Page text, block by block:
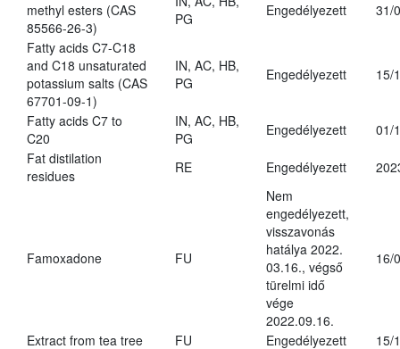
methyl esters (CAS
85566-26-3)
PG
Engedélyezett 31/
Fatty acids C7-C18
and C18 unsaturated
potassium salts (CAS
67701-09-1)
IN, AC, HB,
PG
Engedélyezett 15/
Fatty acids C7 to
C20
IN, AC, HB,
PG
Engedélyezett
01/
Fat distilation
residues
RE Engedélyezett
Famoxadone FU
Nem
engedélyezett,
visszavonás
hatálya 2022.
03.16., végső
türelmi idő
vége
2022.09.16.
16/
Extract from tea tree FU Engedélyezett
15/